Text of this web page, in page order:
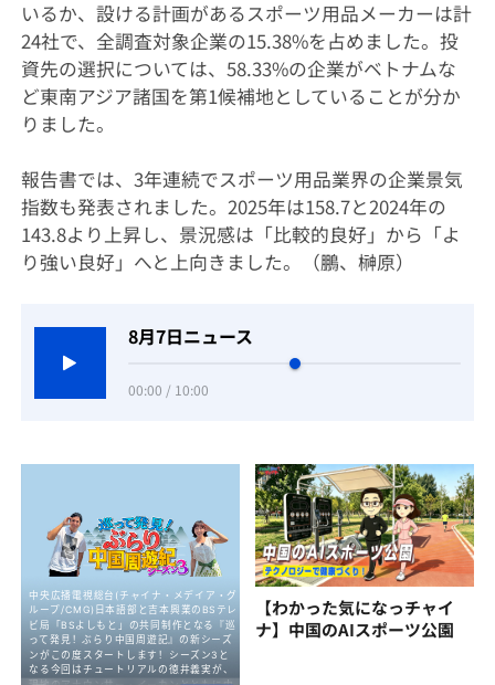
いるか、設ける計画があるスポーツ用品メーカーは計
24社で、全調査対象企業の15.38%を占めました。投
資先の選択については、58.33%の企業がベトナムな
ど東南アジア諸国を第1候補地としていることが分か
りました。
報告書では、3年連続でスポーツ用品業界の企業景気
指数も発表されました。2025年は158.7と2024年の
143.8より上昇し、景況感は「比較的良好」から「よ
り強い良好」へと上向きました。（鵬、榊原）
8月7日ニュース
00:00 / 10:00
【わかった気になっチャイ
ナ】中国のAIスポーツ公園